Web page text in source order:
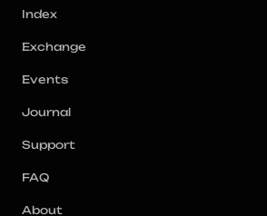
Index
Exchange
Events
Journal
Support
FAQ
About